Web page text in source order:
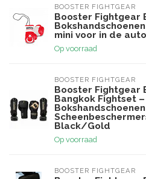
BOOSTER FIGHTGEAR
Booster Fightgear
mini voor in de auto
Op voorraad
BOOSTER FIGHTGEAR
Booster Fightgear
Bangkok Fightset –
Bokshandschoenen
Black/Gold
Op voorraad
BOOSTER FIGHTGEAR